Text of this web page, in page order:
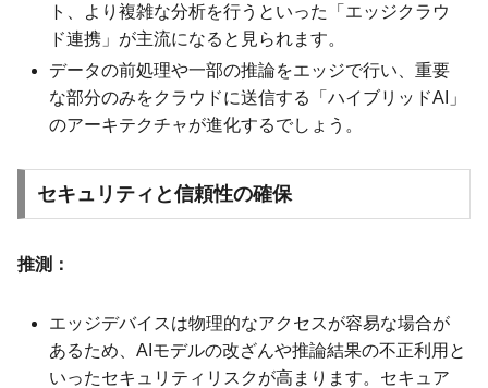
ト、より複雑な分析を行うといった「エッジクラウ
ド連携」が主流になると見られます。
データの前処理や一部の推論をエッジで行い、重要
な部分のみをクラウドに送信する「ハイブリッドAI」
のアーキテクチャが進化するでしょう。
セキュリティと信頼性の確保
推測：
エッジデバイスは物理的なアクセスが容易な場合が
あるため、AIモデルの改ざんや推論結果の不正利用と
いったセキュリティリスクが高まります。セキュア